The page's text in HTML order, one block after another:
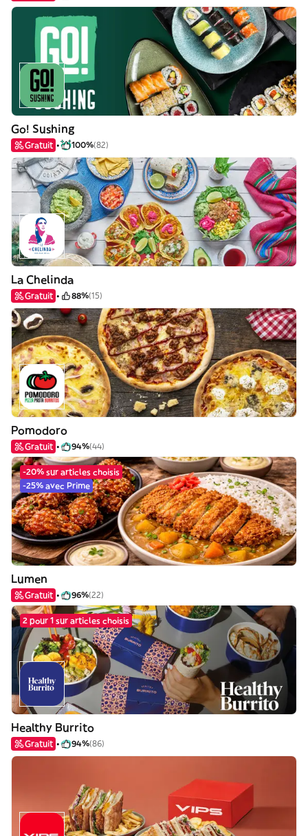
Go! Sushing
Gratuit 100%(82)
La Chelinda
Gratuit 88%(15)
Pomodoro
Gratuit 94%(44)
-20% sur articles choisis
-25% avec Prime
Lumen
Gratuit 96%(22)
2 pour 1 sur articles choisis
Healthy Burrito
Gratuit 94%(86)